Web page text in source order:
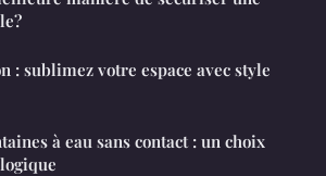
: sublimez votre espace avec style
à eau sans contact : un choix